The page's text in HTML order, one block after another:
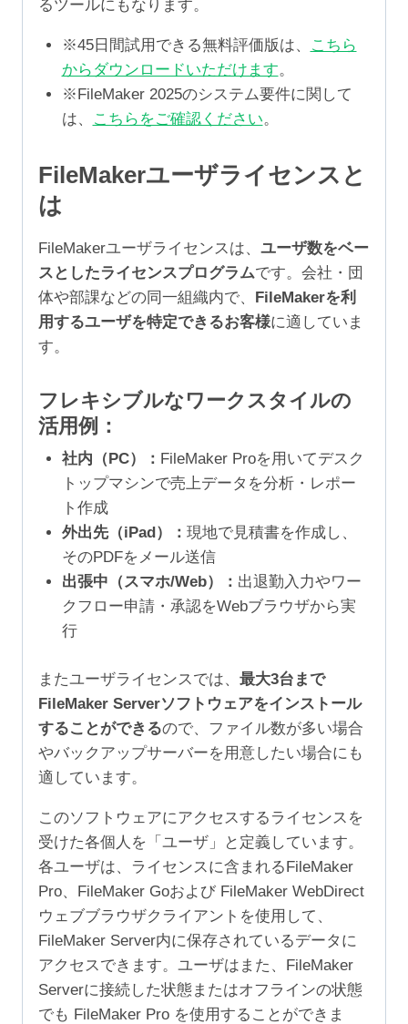
るツールにもなります。
※45日間試用できる無料評価版は、
こちら
からダウンロードいただけます。
※FileMaker 2025のシステム要件に関して
は、
こちらをご確認ください。
FileMakerユーザライセンスと
は
FileMakerユーザライセンスは、 ユーザ数をベー
スとしたライセンスプログラムです。会社・団
体や部課などの同一組織内で、
FileMakerを利
用するユーザを特定できるお客様に適していま
す。
フレキシブルなワークスタイルの
活用例：
社内（PC）： FileMaker Proを用いてデスク
トップマシンで売上データを分析・レポー
ト作成
外出先（iPad）： 現地で見積書を作成し、
そのPDFをメール送信
出張中（スマホ/Web）： 出退勤入力やワー
クフロー申請・承認をWebブラウザから実
行
またユーザライセンスでは、 最大3台まで
FileMaker Serverソフトウェアをインストール
することができるので、ファイル数が多い場合
やバックアップサーバーを用意したい場合にも
適しています。
このソフトウェアにアクセスするライセンスを
受けた各個人を「ユーザ」と定義しています。
各ユーザは、ライセンスに含まれるFileMaker
Pro、FileMaker Goおよび FileMaker WebDirect
ウェブブラウザクライアントを使用して、
FileMaker Server内に保存されているデータに
アクセスできます。ユーザはまた、FileMaker
Serverに接続した状態またはオフラインの状態
でも FileMaker Pro を使用することができま